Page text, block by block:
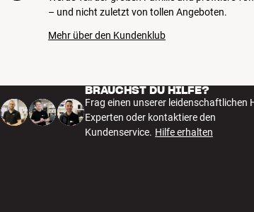
– und nicht zuletzt von tollen Angeboten.
Mehr über den Kundenklub
BRAUCHST DU HILFE?
Frag einen unserer leidenschaftlichen
Experten oder kontaktiere den
Kundenservice. Hilfe erhalten